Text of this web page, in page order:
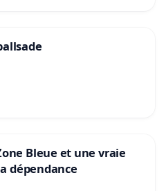
Bleue et une vraie
dépendance